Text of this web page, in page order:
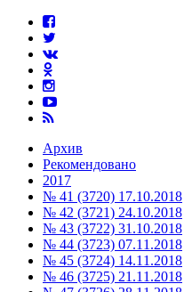
Архив
Рекомендовано
2017
№ 41 (3720) 17.10.2018
№ 42 (3721) 24.10.2018
№ 43 (3722) 31.10.2018
№ 44 (3723) 07.11.2018
№ 45 (3724) 14.11.2018
№ 46 (3725) 21.11.2018